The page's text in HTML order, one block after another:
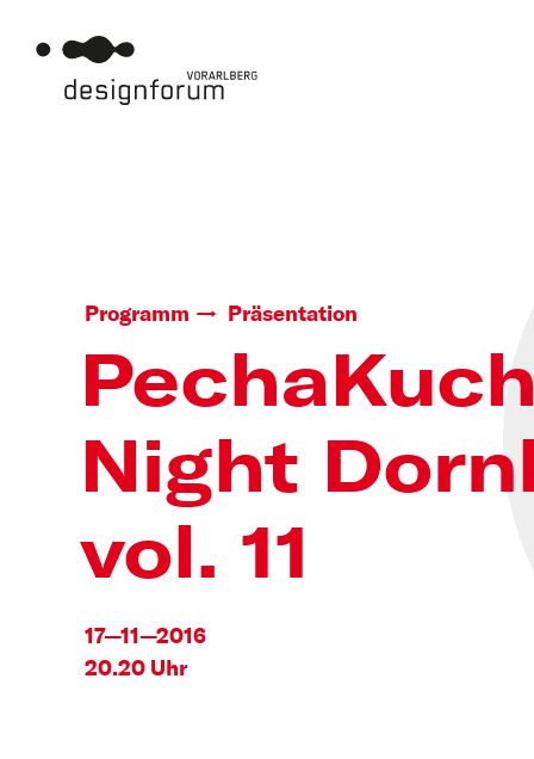
Programm Präsentation
Night
vol. 11
17—11—2016
20.20 Uhr